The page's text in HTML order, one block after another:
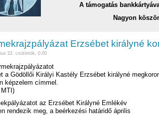
A támogatás
Nagyon
Erzsébet királyné
22. csütörtök, 0:00
a Gödöllői Királyi Kastély Erzsébet királyné
képzelem címmel.
az Erzsébet Királyné Emlékév
rendezik meg, a beérkezési határidő április